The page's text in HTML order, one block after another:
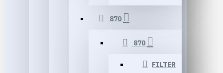
870
870
FILTER